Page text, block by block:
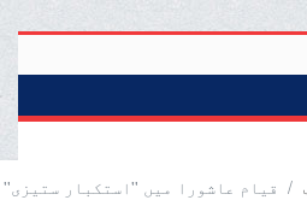
قیام عاشورا میں ''استکبار